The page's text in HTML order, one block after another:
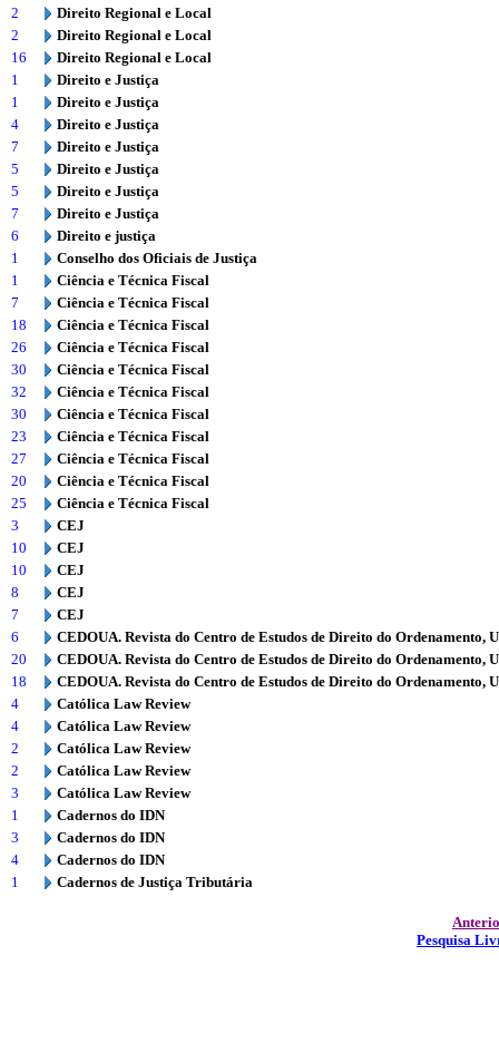
2
Direito Regional e Local
2
Direito Regional e Local
16
Direito Regional e Local
1
Direito e Justiça
1
Direito e Justiça
4
Direito e Justiça
7
Direito e Justiça
5
Direito e Justiça
5
Direito e Justiça
7
Direito e Justiça
6
Direito e justiça
1
Conselho dos Oficiais de Justiça
1
Ciência e Técnica Fiscal
7
Ciência e Técnica Fiscal
18
Ciência e Técnica Fiscal
26
Ciência e Técnica Fiscal
30
Ciência e Técnica Fiscal
32
Ciência e Técnica Fiscal
30
Ciência e Técnica Fiscal
23
Ciência e Técnica Fiscal
27
Ciência e Técnica Fiscal
20
Ciência e Técnica Fiscal
25
Ciência e Técnica Fiscal
3
CEJ
10
CEJ
10
CEJ
8
CEJ
7
CEJ
6
CEDOUA. Revista do Centro de Estudos de Direito do Ordenamento,
20
CEDOUA. Revista do Centro de Estudos de Direito do Ordenamento,
18
CEDOUA. Revista do Centro de Estudos de Direito do Ordenamento,
4
Católica Law Review
4
Católica Law Review
2
Católica Law Review
2
Católica Law Review
3
Católica Law Review
1
Cadernos do IDN
3
Cadernos do IDN
4
Cadernos do IDN
1
Cadernos de Justiça Tributária
Pesquisa